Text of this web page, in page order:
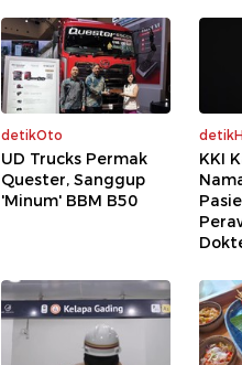
detikOto
UD Trucks Permak
Quester, Sanggup
'Minum' BBM B50
KKI